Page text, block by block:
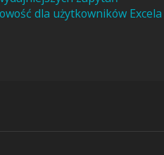
dla użytkowników Excela